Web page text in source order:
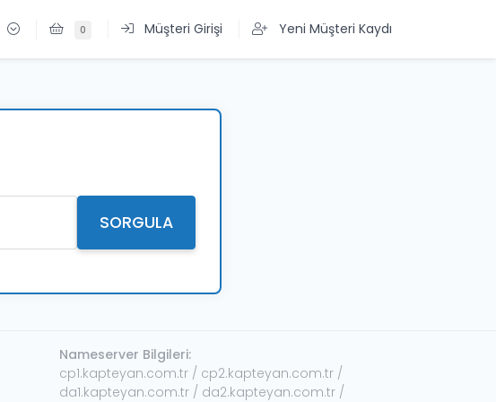
0 Müşteri Girişi Yeni Müşteri Kaydı
SORGULA
Nameserver Bilgileri:
cp1.kapteyan.com.tr / cp2.kapteyan.com.tr /
da1.kapteyan.com.tr / da2.kapteyan.com.tr /